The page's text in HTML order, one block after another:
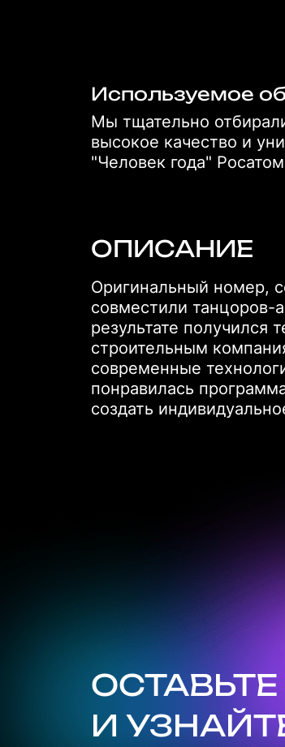
Используемое
Мы тщательно
высокое качество и
"Человек года"
ОПИСАНИЕ
Оригинальный номер,
совместили танцоров-
результате получился
строительным
современные
понравилась
создать
И